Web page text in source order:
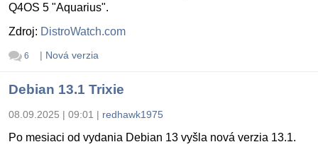
Q4OS 5 "Aquarius".
Zdroj: DistroWatch.com
6 | Nová verzia
Debian 13.1 Trixie
08.09.2025 | 09:01 | redhawk1975
Po mesiaci od vydania Debian 13 vyšla nová verzia 13.1.